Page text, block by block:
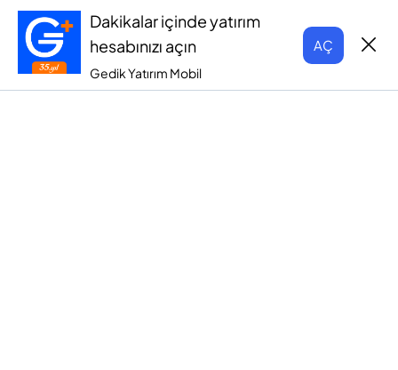
Dakikalar içinde yatırım
hesabınızı açın
Gedik Yatırım Mobil
AÇ